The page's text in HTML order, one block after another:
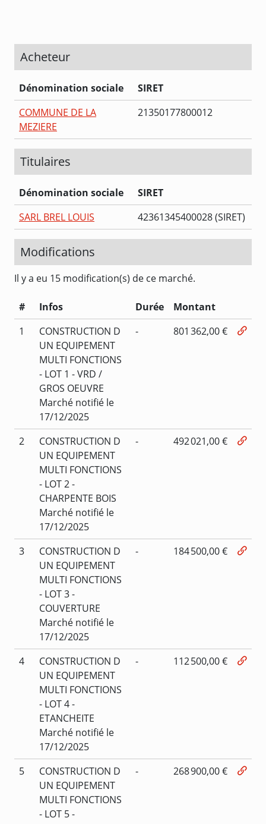
Acheteur
Dénomination sociale
SIRET
COMMUNE DE LA
MEZIERE
21350177800012
Titulaires
Dénomination sociale
SIRET
SARL BREL LOUIS
42361345400028 (SIRET)
Modifications
Il y a eu 15 modification(s) de ce marché.
# Infos Durée
Montant
1
CONSTRUCTION D
UN EQUIPEMENT
MULTI FONCTIONS
- LOT 1 - VRD /
GROS OEUVRE
Marché notifié le
17/12/2025
- 801 362,00 €
2
CONSTRUCTION D
UN EQUIPEMENT
MULTI FONCTIONS
- LOT 2 -
CHARPENTE BOIS
Marché notifié le
17/12/2025
- 492 021,00 €
3
CONSTRUCTION D
UN EQUIPEMENT
MULTI FONCTIONS
- LOT 3 -
COUVERTURE
Marché notifié le
17/12/2025
- 184 500,00 €
4
CONSTRUCTION D
UN EQUIPEMENT
MULTI FONCTIONS
- LOT 4 -
ETANCHEITE
Marché notifié le
17/12/2025
- 112 500,00 €
5
CONSTRUCTION D
UN EQUIPEMENT
MULTI FONCTIONS
- LOT 5 -
- 268 900,00 €